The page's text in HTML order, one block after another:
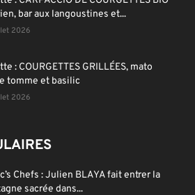
bar aux langoustines et...
2026
: COURGETTES GRILLÉES, mato
tomme et basilic
2026
Chefs : Julien BLAYA fait entrer la
sacrée dans...